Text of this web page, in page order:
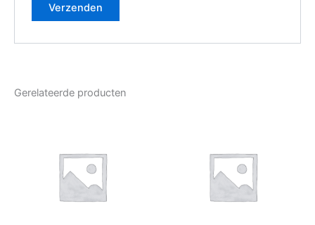
Gerelateerde producten